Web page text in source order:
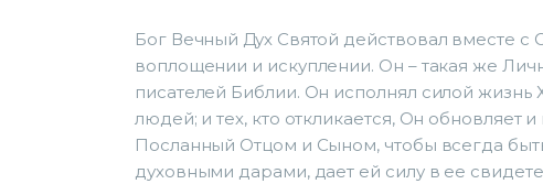
Бог Вечный Дух Святой действовал вместе
воплощении и искуплении. Он – такая же
писателей Библии. Он исполнял силой жизнь
людей; и тех, кто откликается, Он обновляет
Посланный Отцом и Сыном, чтобы всегда
духовными дарами, дает ей силу в ее